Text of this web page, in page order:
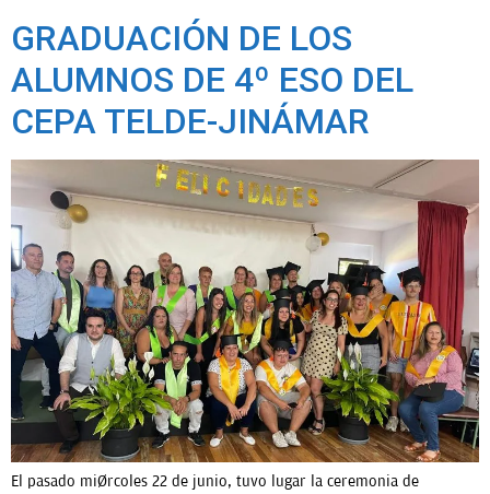
GRADUACIÓN DE LOS
ALUMNOS DE 4º ESO DEL
CEPA TELDE-JINÁMAR
El pasado miércoles 22 de junio, tuvo lugar la ceremonia de